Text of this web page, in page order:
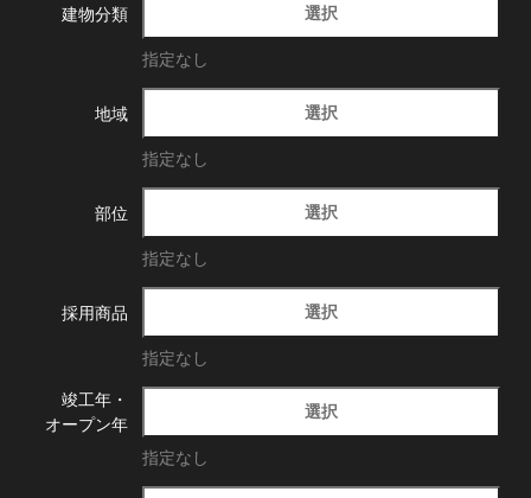
建物分類 選択
指定なし
地域 選択
指定なし
部位 選択
指定なし
採用商品 選択
指定なし
竣工年・
オープン年
選択
指定なし